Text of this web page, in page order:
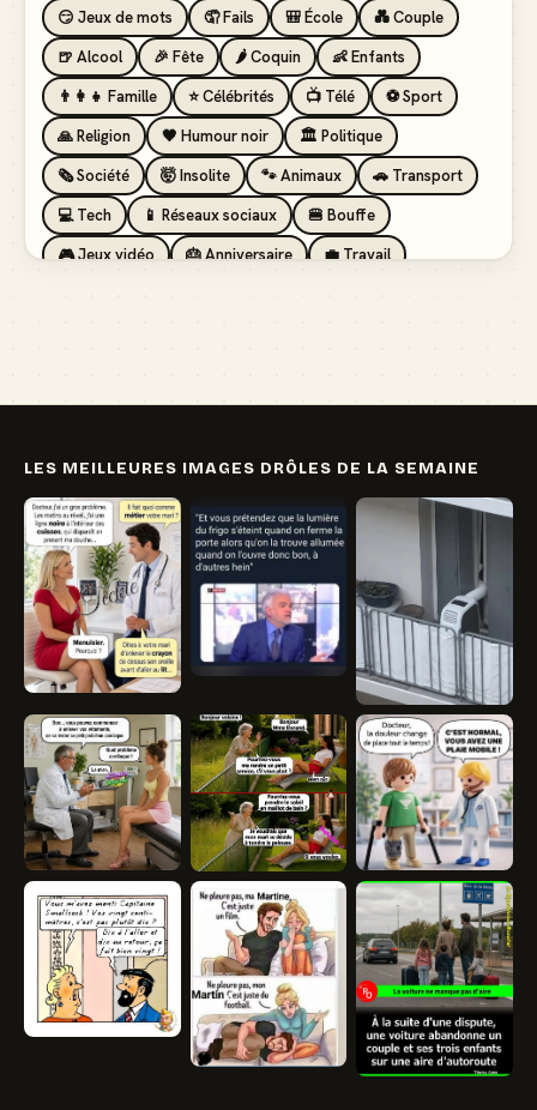
😏 Jeux de mots 🤦 Fails 🎒 École
💑 Couple
🍺 Alcool
🎉 Fête 🌶️ Coquin
👶 Enfants
👨‍👩‍👧 Famille
⭐ Célébrités 📺 Télé
⚽ Sport
🙏 Religion
🖤 Humour noir
🏛️ Politique
🗞️ Société
🤯 Insolite 🐾 Animaux
🚗 Transport
💻 Tech
📱 Réseaux sociaux
🍔 Bouffe
🎮 Jeux vidéo
🎂 Anniversaire
💼 Travail
LES MEILLEURES IMAGES DRÔLES DE LA SEMAINE